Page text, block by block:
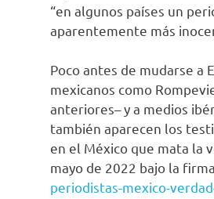
“en algunos países un
aparentemente más
Poco antes de mudarse a
mexicanos como
anteriores– y a medios
también aparecen los
en el México que mata la
mayo de 2022 bajo la
periodistas-mexico-